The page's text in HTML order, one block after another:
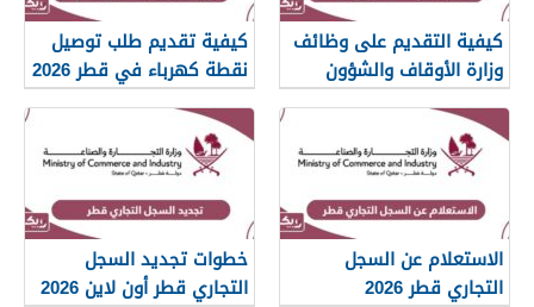
كيفية التقديم على وظائف
وزارة الأوقاف والشؤون
الإسلامية قطر 2026
كيفية تقديم طلب توصيل
نقطة كهرباء في قطر 2026
الاستعلام عن السجل
التجاري قطر 2026
خطوات تجديد السجل
التجاري قطر أون لاين 2026